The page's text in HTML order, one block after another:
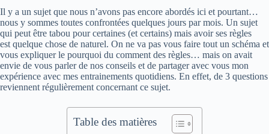
Il y a un sujet que nous n’avons pas encore abordés ici et pourtant…
nous y sommes toutes confrontées quelques jours par mois. Un sujet
qui peut être tabou pour certaines (et certains) mais avoir ses règles
est quelque chose de naturel. On ne va pas vous faire tout un schéma et
vous expliquer le pourquoi du comment des règles… mais on avait
envie de vous parler de nos conseils et de partager avec vous mon
expérience avec mes entrainements quotidiens. En effet, de 3 questions
reviennent régulièrement concernant ce sujet.
Table des matières